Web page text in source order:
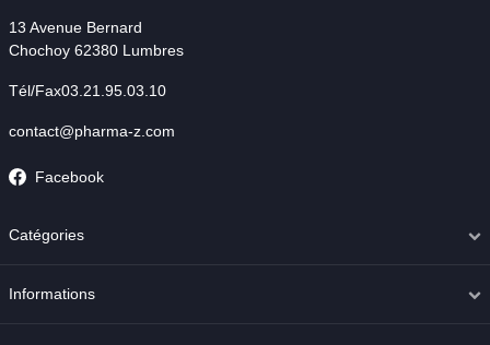
13 Avenue Bernard
Chochoy 62380 Lumbres
Tél/Fax03.21.95.03.10
contact@pharma-z.com
Facebook
Catégories
Informations